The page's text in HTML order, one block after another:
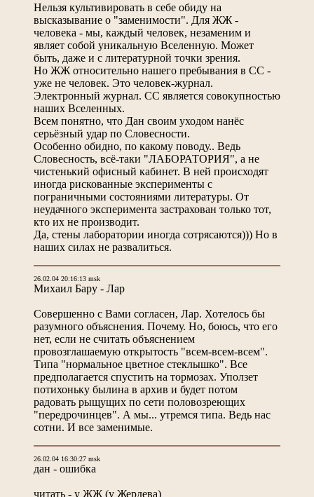
Нельзя культивировать в себе обиду на
высказывание о "заменимости". Для ЖЖ -
человека - мы, каждый человек, незаменим и
являет собой уникальную Вселенную. Может
быть, даже и с литературной точки зрения.
Но ЖЖ относительно нашего пребывания в СС -
уже не человек. Это человек-журнал.
Электронный журнал. СС является совокупностью
наших Вселенных.
Всем понятно, что Дан своим уходом нанёс
серьёзный удар по Словесности.
Особенно обидно, по какому поводу.. Ведь
Словесность, всё-таки "ЛАБОРАТОРИЯ", а не
чистенький офисный кабинет. В ней происходят
иногда рискованные эксперименты с
пограничными состояниями литературы. От
неудачного эксперимента застрахован только тот,
кто их не производит.
Да, стены лаборатории иногда сотрясаются))) Но в
наших силах не развалиться.
26.02.04 20:16:13 msk
Михаил Бару - Лар
Совершенно с Вами согласен, Лар. Хотелось бы
разумного объяснения. Почему. Но, боюсь, что его
нет, если не считать объяснением
провозглашаемую открытость "всем-всем-всем".
Типа "нормальное цветное стеклышко". Все
предполагается спустить на тормозах. Уползет
потихоньку былина в архив и будет потом
радовать рыщущих по сети половозреющих
"передрочинцев". А мы... утремся типа. Ведь нас
сотни. И все заменимые.
26.02.04 16:30:27 msk
дан - ошибка
читать - у ЖЖ (у Жердева)